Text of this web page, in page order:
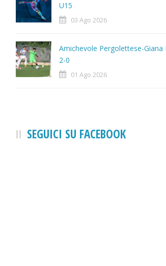
U15
03 Ago 2026
Amichevole Pergolettese-Giana
2-0
01 Ago 2026
SEGUICI SU FACEBOOK